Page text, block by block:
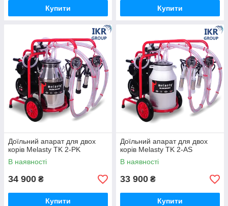
Купити Купити
Доїльний апарат для двох
корів Melasty TK 2-PK
В наявності
34 900 ₴
Купити
Доїльний апарат для двох
корів Melasty TK 2-AS
В наявності
33 900 ₴
Купити